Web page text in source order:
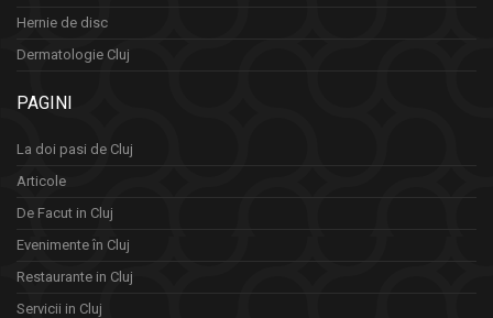
Hernie de disc
Dermatologie Cluj
PAGINI
La doi pasi de Cluj
Articole
De Facut in Cluj
Evenimente în Cluj
Restaurante in Cluj
Servicii in Cluj